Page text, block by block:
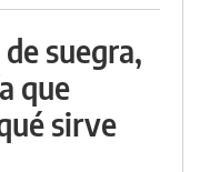
suegra,
que
sirve